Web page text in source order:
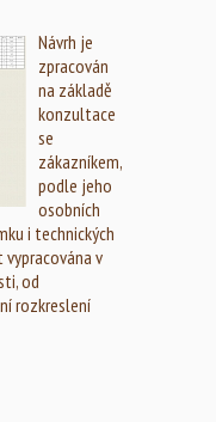
Návrh je
zpracován
na základě
konzultace
se
zákazníkem,
podle jeho
osobních
i technických
v
od
rozkreslení